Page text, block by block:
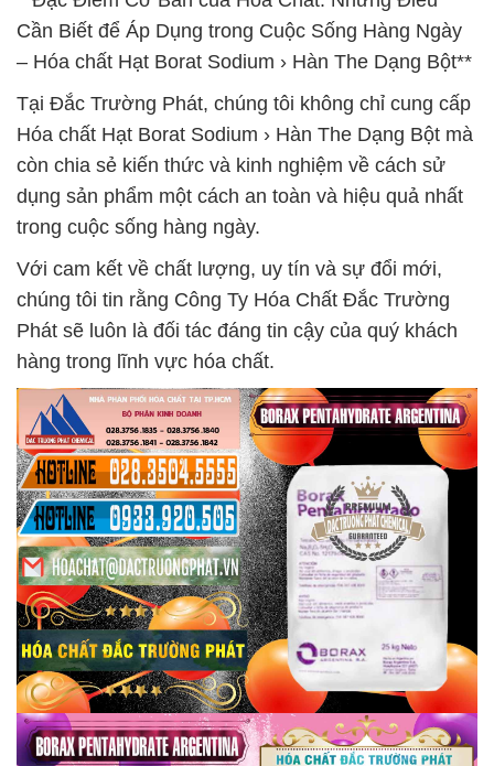
Cần Biết để Áp Dụng trong Cuộc Sống Hàng Ngày
– Hóa chất Hạt Borat Sodium › Hàn The Dạng Bột**
Tại Đắc Trường Phát, chúng tôi không chỉ cung cấp
Hóa chất Hạt Borat Sodium › Hàn The Dạng Bột mà
còn chia sẻ kiến thức và kinh nghiệm về cách sử
dụng sản phẩm một cách an toàn và hiệu quả nhất
trong cuộc sống hàng ngày.
Với cam kết về chất lượng, uy tín và sự đổi mới,
chúng tôi tin rằng Công Ty Hóa Chất Đắc Trường
Phát sẽ luôn là đối tác đáng tin cậy của quý khách
hàng trong lĩnh vực hóa chất.